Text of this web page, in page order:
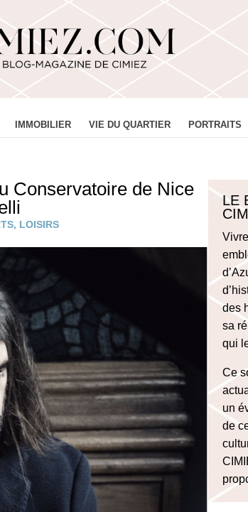
IMMOBILIER VIE DU QUARTIER PORTRAITS
Conservatoire de Nice
, LOISIRS
LE
des
sa
qui
Ce
un
de